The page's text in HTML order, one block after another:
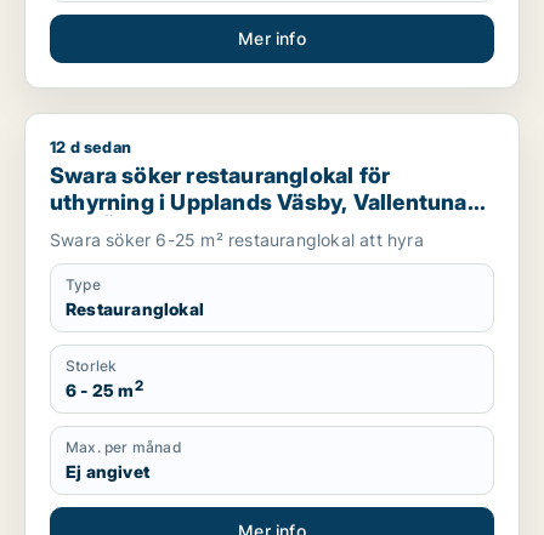
Mer info
Swara söker restauranglokal för uthyrning i Upplands
12 d sedan
Swara söker restauranglokal för
uthyrning i Upplands Väsby, Vallentuna
eller Österåker m.fl.
Swara söker 6-25 m² restauranglokal att hyra
Type
Restauranglokal
Storlek
6 - 25 m2
Max. per månad
Ej angivet
Mer info